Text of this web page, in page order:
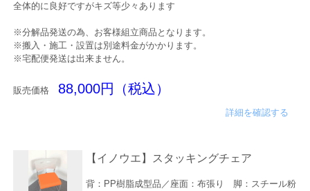
全体的に良好ですがキズ等少々あります
※分解品発送の為、お客様組立商品となります。
※搬入・施工・設置は別途料金がかかります。
※宅配便発送は出来ません。
販売価格 88,000円（税込）
詳細を確認する
【イノウエ】スタッキングチェア
背：PP樹脂成型品／座面：布張り 脚：スチール粉